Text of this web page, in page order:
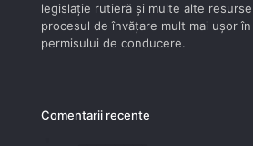
legislaţie rutieră şi multe alte
procesul de învăţare mult mai uşor
permisului de conducere.
Comentarii recente